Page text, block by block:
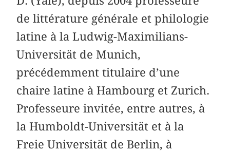
de littérature générale et philologie
latine à la Ludwig-Maximilians-
Universität de Munich,
précédemment titulaire d’une
chaire latine à Hambourg et Zurich.
Professeure invitée, entre autres, à
la Humboldt-Universität et à la
Freie Universität de Berlin, à